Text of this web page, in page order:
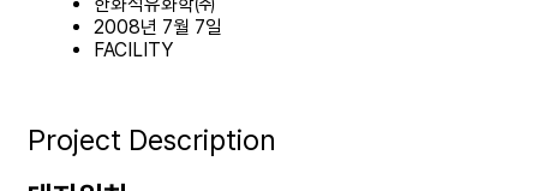
2008년 7월 7일
FACILITY
Project Description